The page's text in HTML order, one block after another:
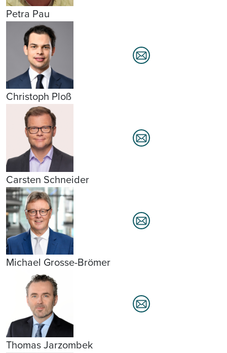
Petra Pau
Christoph Ploß
Carsten Schneider
Michael Grosse-Brömer
Thomas Jarzombek